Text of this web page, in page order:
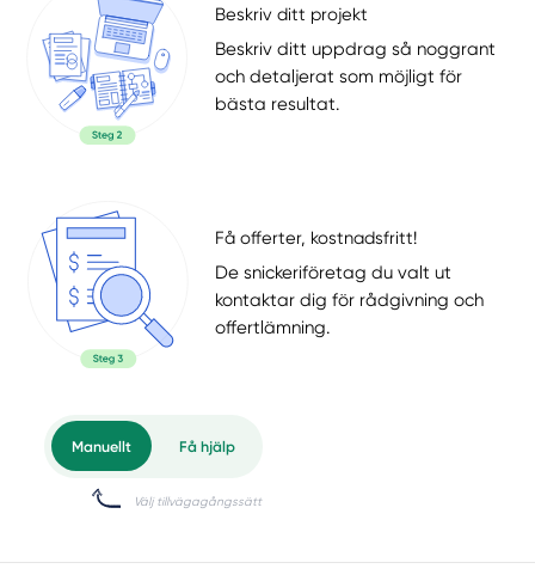
Beskriv ditt projekt
Beskriv ditt uppdrag så noggrant
och detaljerat som möjligt för
bästa resultat.
Få offerter, kostnadsfritt!
De snickeriföretag du valt ut
kontaktar dig för rådgivning och
offertlämning.